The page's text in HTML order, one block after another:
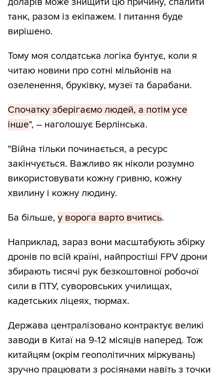
танк, разом із екіпажем. І питання буде
вирішено.
Тому моя солдатська логіка бунтує, коли я
читаю новини про сотні мільйонів на
озеленення, бруківку, музеї та барабани.
Спочатку зберігаємо людей, а потім усе
інше", – наголошує Берлінська.
"Війна тільки починається, а ресурс
закінчується. Важливо як ніколи розумно
використовувати кожну гривню, кожну
хвилину і кожну людину.
Ба більше, у ворога варто вчитись.
Наприклад, зараз вони масштабують збірку
дронів по всій країні, найпростіші FPV дрони
збирають тисячі рук безкоштовної робочої
сили в ПТУ, суворовських училищах,
кадетських ліцеях, тюрмах.
Держава централізовано контрактує великі
заводи в Китаї на 9-12 місяців наперед. Тож
китайцям (окрім геополітичних міркувань)
зручно працювати з росіянами навіть з точки